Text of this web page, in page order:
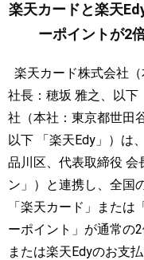
楽天カードと楽天
ーポイントが2
楽天カード株式会社
社長：穂坂 雅之、以下
社（本社：東京都世田
以下 「楽天Edy」）は
品川区、代表取締役 会
ン」）と連携し、全国
「楽天カード」また
ーポイント」が通常の
または楽天Edyのお支